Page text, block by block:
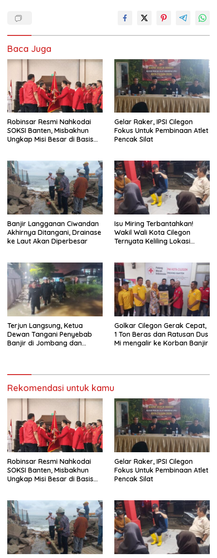
Baca Juga
Robinsar Resmi Nahkodai
SOKSI Banten, Misbakhun
Ungkap Misi Besar di Basis
Gelar Raker, IPSI Cilegon
Fokus Untuk Pembinaan Atlet
Pencak Silat
Banjir Langganan Ciwandan
Akhirnya Ditangani, Drainase
ke Laut Akan Diperbesar
Isu Miring Terbantahkan!
Wakil Wali Kota Cilegon
Ternyata Keliling Lokasi
Terjun Langsung, Ketua
Dewan Tangani Penyebab
Banjir di Jombang dan
Golkar Cilegon Gerak Cepat,
1 Ton Beras dan Ratusan Dus
Mi mengalir ke Korban Banjir
Rekomendasi untuk kamu
Robinsar Resmi Nahkodai
SOKSI Banten, Misbakhun
Ungkap Misi Besar di Basis
Gelar Raker, IPSI Cilegon
Fokus Untuk Pembinaan Atlet
Pencak Silat